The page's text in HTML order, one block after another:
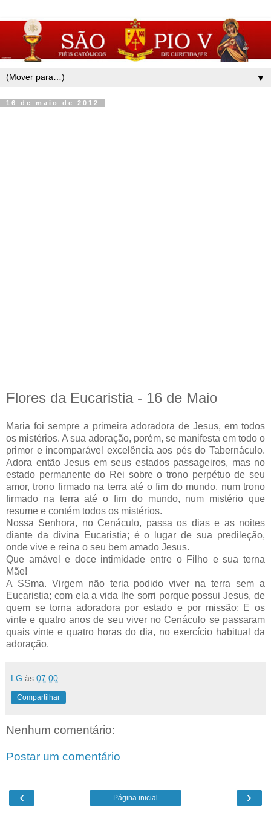
▼
16 de maio de 2012
Flores da Eucaristia - 16 de Maio
Maria foi sempre a primeira adoradora de Jesus, em todos
os mistérios. A sua adoração, porém, se manifesta em todo o
primor e incomparável excelência aos pés do Tabernáculo.
Adora então Jesus em seus estados passageiros, mas no
estado permanente do Rei sobre o trono perpétuo de seu
amor, trono firmado na terra até o fim do mundo, num trono
firmado na terra até o fim do mundo, num mistério que
resume e contém todos os mistérios.
Nossa Senhora, no Cenáculo, passa os dias e as noites
diante da divina Eucaristia; é o lugar de sua predileção,
onde vive e reina o seu bem amado Jesus.
Que amável e doce intimidade entre o Filho e sua terna
Mãe!
A SSma. Virgem não teria podido viver na terra sem a
Eucaristia; com ela a vida lhe sorri porque possui Jesus, de
quem se torna adoradora por estado e por missão; E os
vinte e quatro anos de seu viver no Cenáculo se passaram
quais vinte e quatro horas do dia, no exercício habitual da
adoração.
LG às 07:00
Compartilhar
Nenhum comentário:
Postar um comentário
‹ ›
Página inicial